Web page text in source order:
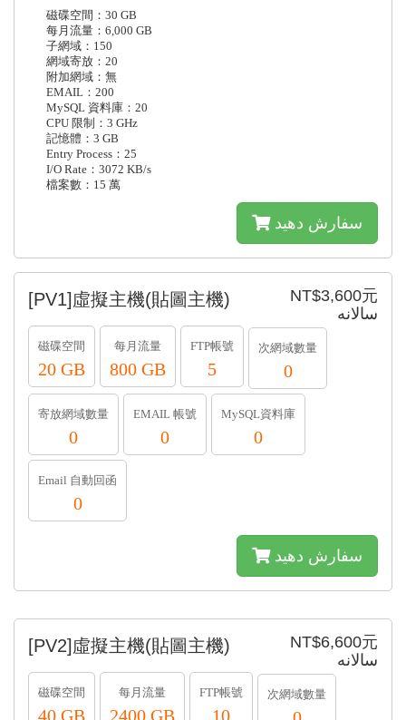
磁碟空間：30 GB
每月流量：6,000 GB
子網域：150
網域寄放：20
附加網域：無
EMAIL：200
MySQL 資料庫：20
CPU 限制：3 GHz
記憶體：3 GB
Entry Process：25
I/O Rate：3072 KB/s
檔案數：15 萬
سفارش دهید
NT$3,600元
سالانه
[PV1]虛擬主機(貼圖主機)
磁碟空間
20 GB
每月流量
800 GB
FTP帳號
5
次網域數量
0
寄放網域數量
0
EMAIL 帳號
0
MySQL資料庫
0
Email 自動回函
0
سفارش دهید
NT$6,600元
سالانه
[PV2]虛擬主機(貼圖主機)
磁碟空間
40 GB
每月流量
2400 GB
FTP帳號
10
次網域數量